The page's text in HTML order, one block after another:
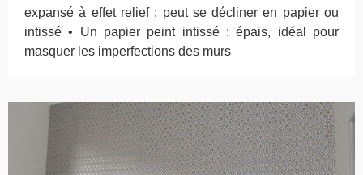
expansé à effet relief : peut se décliner en papier ou
intissé • Un papier peint intissé : épais, idéal pour
masquer les imperfections des murs